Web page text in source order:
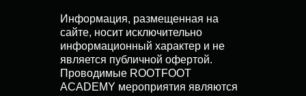
Информация, размещенная на
сайте, носит исключительно
информационный характер и не
является публичной офертой.
Проводимые ROOTFOOT
ACADEMY мероприятия являются